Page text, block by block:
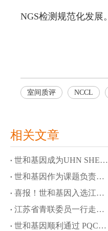
NGS检测规范化发展。
室间质评 NCCL
相关文章
世和基因成为UHN SHERLOCK研究首个商业基因检测合作伙伴
世和基因作为课题负责单位参与国家科技重大专项，攻关隐匿性肿瘤液体活检
喜报！世和基因入选江苏省工信领域行业高质量数据集建设先行先试名单
江苏省青联委员一行走访世和基因
世和基因顺利通过 PQCC 胃癌 Claudin 18.2 免疫组化判读能力验证